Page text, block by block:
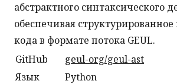
абстрактного синтаксического
обеспечивая
кода в формате потока GEUL.
GitHub
geul-org/geul-ast
Язык
Python